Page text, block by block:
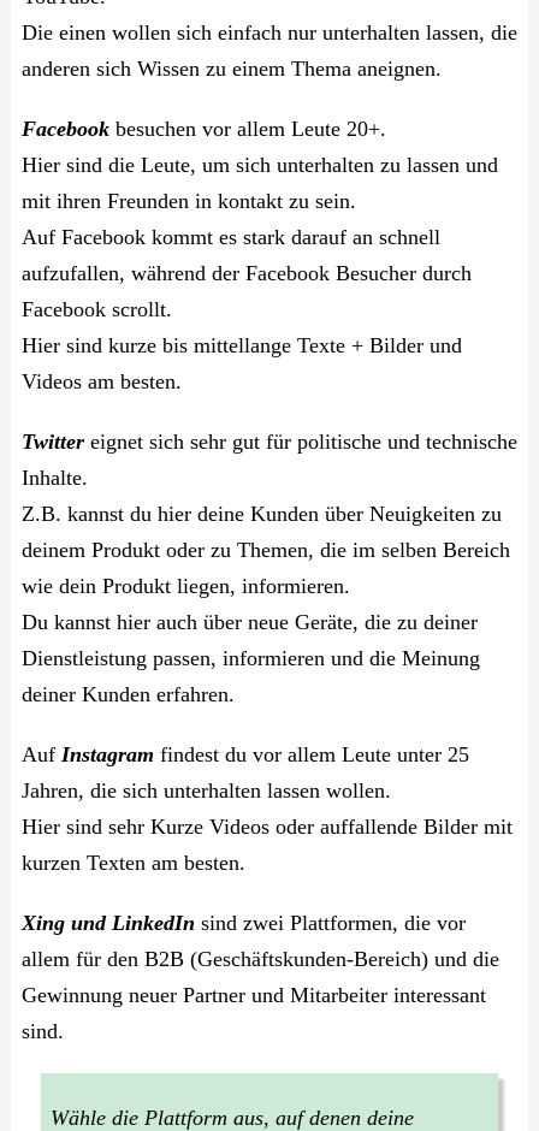
Die einen wollen sich einfach nur unterhalten lassen, die
anderen sich Wissen zu einem Thema aneignen.
Facebookbesuchen vor allem Leute 20+.
Hier sind die Leute, um sich unterhalten zu lassen und
mit ihren Freunden in kontakt zu sein.
Auf Facebook kommt es stark darauf an schnell
aufzufallen, während der Facebook Besucher durch
Facebook scrollt.
Hier sind kurze bis mittellange Texte + Bilder und
Videos am besten.
Twittereignet sich sehr gut für politische und technische
Inhalte.
Z.B. kannst du hier deine Kunden über Neuigkeiten zu
deinem Produkt oder zu Themen, die im selben Bereich
wie dein Produkt liegen, informieren.
Du kannst hier auch über neue Geräte, die zu deiner
Dienstleistung passen, informieren und die Meinung
deiner Kunden erfahren.
Auf Instagram findest du vor allem Leute unter 25
Jahren, die sich unterhalten lassen wollen.
Hier sind sehr Kurze Videos oder auffallende Bilder mit
kurzen Texten am besten.
Xing und LinkedIn sind zwei Plattformen, die vor
allem für den B2B (Geschäftskunden-Bereich) und die
Gewinnung neuer Partner und Mitarbeiter interessant
sind.
Wähle die Plattform aus, auf denen deine